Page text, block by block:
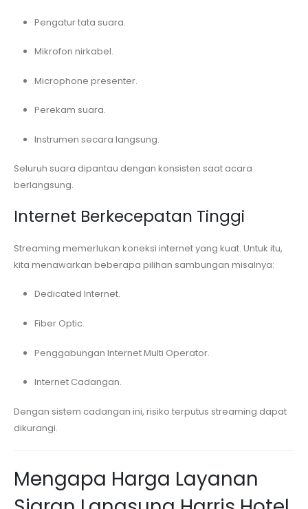
Pengatur tata suara.
Mikrofon nirkabel.
Microphone presenter.
Perekam suara.
Instrumen secara langsung.
Seluruh suara dipantau dengan konsisten saat acara
berlangsung.
Internet Berkecepatan Tinggi
Streaming memerlukan koneksi internet yang kuat. Untuk itu,
kita menawarkan beberapa pilihan sambungan misalnya:
Dedicated Internet.
Fiber Optic.
Penggabungan Internet Multi Operator.
Internet Cadangan.
Dengan sistem cadangan ini, risiko terputus streaming dapat
dikurangi.
Mengapa Harga Layanan